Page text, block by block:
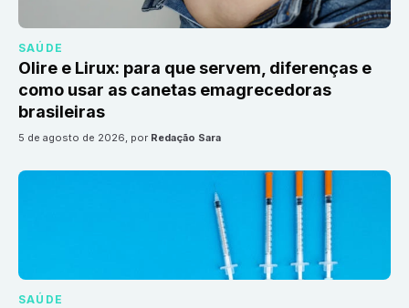
SAÚDE
Olire e Lirux: para que servem, diferenças e
como usar as canetas emagrecedoras
brasileiras
5 de agosto de 2026, por Redação Sara
SAÚDE